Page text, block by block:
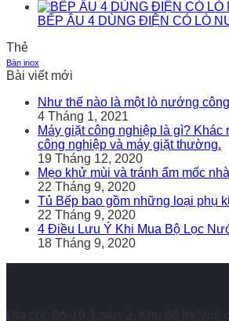
BẾP ÂU 4 DÙNG ĐIỆN CÓ LÒ
Thẻ
Bàn inox
Bài viết mới
Như thế nào là một lò nướng
4 Tháng 1, 2021
Máy giặt công nghiệp là gì? Khác
công nghiệp và máy giặt thường.
19 Tháng 12, 2020
Mẹo khử mùi và tránh ẩm mốc
22 Tháng 9, 2020
Tủ Bếp bao gồm những loại phụ
22 Tháng 9, 2020
4 Điều Lưu Ý Khi Mua Bộ Lọc
18 Tháng 9, 2020